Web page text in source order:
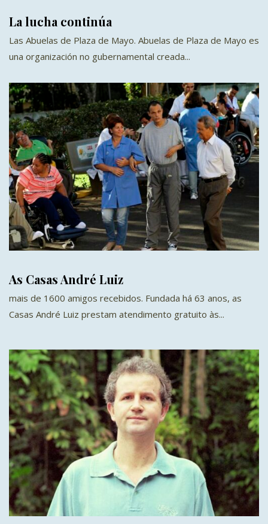
La lucha continúa
Las Abuelas de Plaza de Mayo. Abuelas de Plaza de Mayo es
una organización no gubernamental creada...
As Casas André Luiz
mais de 1600 amigos recebidos. Fundada há 63 anos, as
Casas André Luiz prestam atendimento gratuito às...